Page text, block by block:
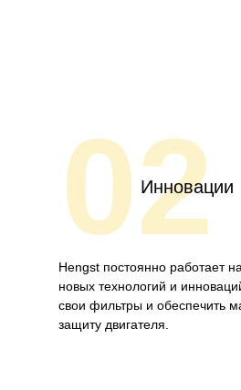
02
Инновации
Hengst постоянно работает
новых технологий и
свои фильтры и обеспечить
защиту двигателя.